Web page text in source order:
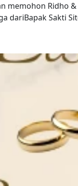
Ridho
dariBapak Sakti